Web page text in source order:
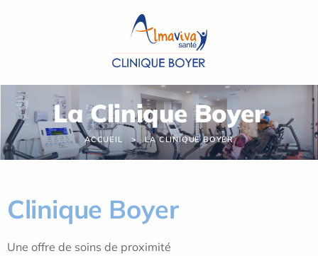
La Clinique Boyer
ACCUEIL LA CLINIQUE BOYER
Clinique Boyer
Une offre de soins de proximité